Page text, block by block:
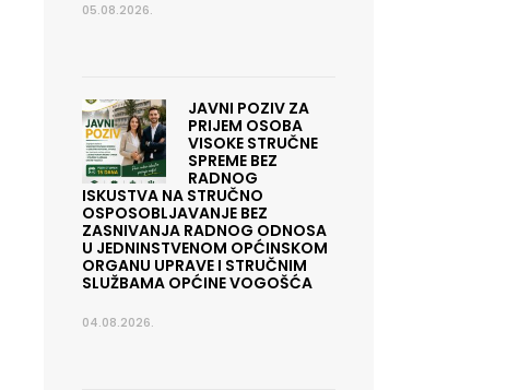
05.08.2026.
JAVNI POZIV ZA
PRIJEM OSOBA
VISOKE STRUČNE
SPREME BEZ
RADNOG
ISKUSTVA NA STRUČNO
OSPOSOBLJAVANJE BEZ
ZASNIVANJA RADNOG ODNOSA
U JEDNINSTVENOM OPĆINSKOM
ORGANU UPRAVE I STRUČNIM
SLUŽBAMA OPĆINE VOGOŠĆA
04.08.2026.